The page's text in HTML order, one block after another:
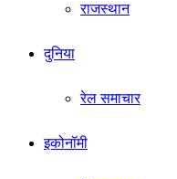
राजस्थान
दुनिया
रेल समाचार
इकोनॉमी